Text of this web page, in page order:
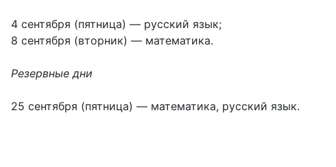
4 сентября (пятница) — русский язык;
8 сентября (вторник) — математика.
Резервные дни
25 сентября (пятница) — математика, русский язык.